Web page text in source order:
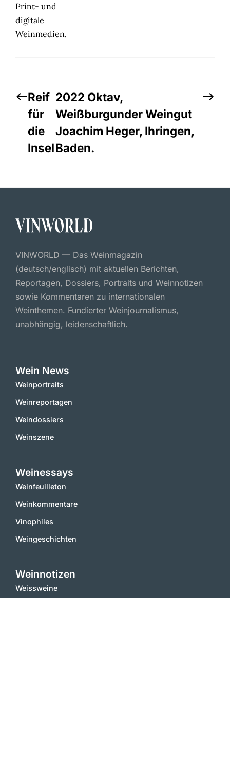
Print- und
digitale
Weinmedien.
Reif
für
die
Insel
2022 Oktav,
Weißburgunder Weingut
Joachim Heger, Ihringen,
Baden.
VINWORLD — Das Weinmagazin
(deutsch/englisch) mit aktuellen Berichten,
Reportagen, Dossiers, Portraits und Weinnotizen
sowie Kommentaren zu internationalen
Weinthemen. Fundierter Weinjournalismus,
unabhängig, leidenschaftlich.
Wein News
Weinportraits
Weinreportagen
Weindossiers
Weinszene
Weinessays
Weinfeuilleton
Weinkommentare
Vinophiles
Weingeschichten
Weinnotizen
Weissweine